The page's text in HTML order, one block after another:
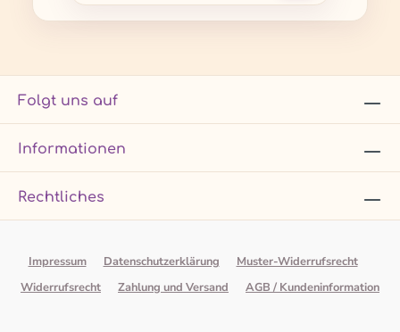
Folgt uns auf
Informationen
Rechtliches
Impressum Datenschutzerklärung
Muster-Widerrufsrecht
Widerrufsrecht
Zahlung und Versand AGB / Kundeninformation